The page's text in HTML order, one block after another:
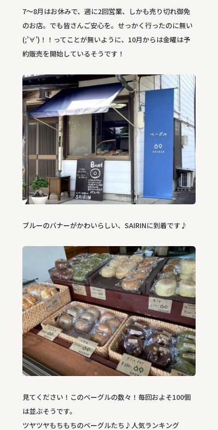
7～8月はお休みで、週に2回営業、しかも売り切れ御免
のお店。でも皆さんご安心を。せっかく行ったのに無い
(;’∀’)！！ってことが無いように、10月からは金曜は予
約販売を開始しているそうです！
ブルーのバナーがかわいらしい、SAIRINに到着です♪
見てください！このベーグルの数々！毎回およそ100個
は並ぶそうです。
ツヤツヤもちもちのベーグルたち♪人気ランキング